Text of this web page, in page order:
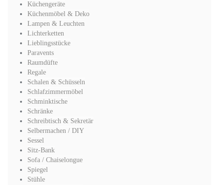
Küchengeräte
Küchenmöbel & Deko
Lampen & Leuchten
Lichterketten
Lieblingsstücke
Paravents
Raumdüfte
Regale
Schalen & Schüsseln
Schlafzimmermöbel
Schminktische
Schränke
Schreibtisch & Sekretär
Selbermachen / DIY
Sessel
Sitz-Bank
Sofa / Chaiselongue
Spiegel
Stühle